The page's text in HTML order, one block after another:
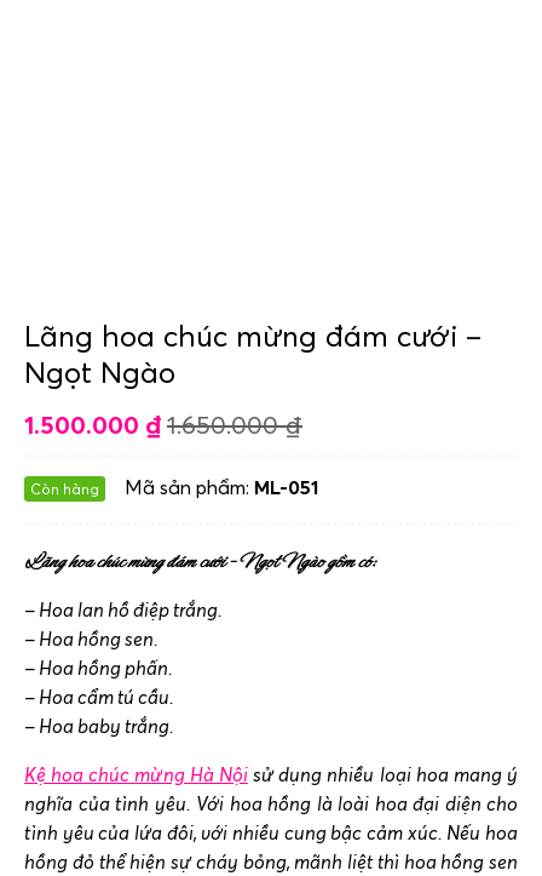
Lãng hoa chúc mừng đám cưới –
Ngọt Ngào
1.500.000 ₫ 1.650.000₫
Còn hàng Mã sản phẩm: ML-051
Lãng hoa chúc mừng đám cưới – Ngọt Ngào gồm có:
– Hoa lan hồ điệp trắng.
– Hoa hồng sen.
– Hoa hồng phấn.
– Hoa cẩm tú cầu.
– Hoa baby trắng.
Kệ hoa chúc mừng Hà Nộisử dụng nhiều loại hoa mang ý
nghĩa của tình yêu. Với hoa hồng là loài hoa đại diện cho
tình yêu của lứa đôi, với nhiều cung bậc cảm xúc. Nếu hoa
hồng đỏ thể hiện sự cháy bỏng, mãnh liệt thì hoa hồng sen